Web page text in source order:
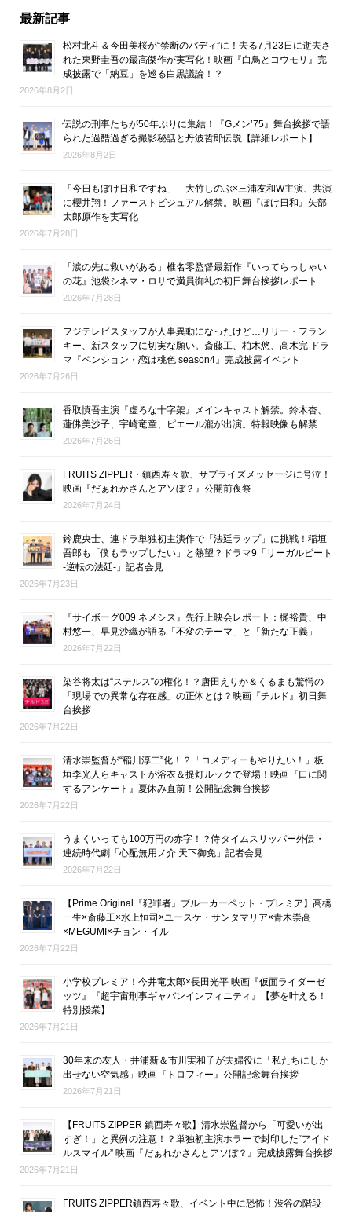
最新記事
松村北斗＆今田美桜が“禁断のバディ”に！去る7月23日に逝去さ
れた東野圭吾の最高傑作が実写化！映画『白鳥とコウモリ』完
成披露で「納豆」を巡る白黒議論！？
2026年8月2日
伝説の刑事たちが50年ぶりに集結！『Gメン’75』舞台挨拶で語
られた過酷過ぎる撮影秘話と丹波哲郎伝説【詳細レポート】
2026年8月2日
「今日もぼけ日和ですね」―大竹しのぶ×三浦友和W主演、共演
に櫻井翔！ファーストビジュアル解禁。映画『ぼけ日和』矢部
太郎原作を実写化
2026年7月28日
「涙の先に救いがある」椎名零監督最新作『いってらっしゃい
の花』池袋シネマ・ロサで満員御礼の初日舞台挨拶レポート
2026年7月28日
フジテレビスタッフが人事異動になったけど…リリー・フラン
キー、新スタッフに切実な願い。斎藤工、柏木悠、高木完 ドラ
マ『ペンション・恋は桃色 season4』完成披露イベント
2026年7月26日
香取慎吾主演『虚ろな十字架』メインキャスト解禁。鈴木杏、
蓮佛美沙子、宇崎竜童、ピエール瀧が出演。特報映像も解禁
2026年7月26日
FRUITS ZIPPER・鎮西寿々歌、サプライズメッセージに号泣！
映画『だぁれかさんとアソぼ？』公開前夜祭
2026年7月24日
鈴鹿央士、連ドラ単独初主演作で「法廷ラップ」に挑戦！稲垣
吾郎も「僕もラップしたい」と熱望？ドラマ9「リーガルビート
-逆転の法廷-」記者会見
2026年7月23日
『サイボーグ009 ネメシス』先行上映会レポート：梶裕貴、中
村悠一、早見沙織が語る「不変のテーマ」と「新たな正義」
2026年7月22日
染谷将太は“ステルス”の権化！？唐田えりか＆くるまも驚愕の
「現場での異常な存在感」の正体とは？映画『チルド』初日舞
台挨拶
2026年7月22日
清水崇監督が“稲川淳二”化！？「コメディーもやりたい！」板
垣李光人らキャストが浴衣＆提灯ルックで登場！映画『口に関
するアンケート』夏休み直前！公開記念舞台挨拶
2026年7月22日
うまくいっても100万円の赤字！？侍タイムスリッパー外伝・
連続時代劇「心配無用ノ介 天下御免」記者会見
2026年7月22日
【Prime Original『犯罪者』ブルーカーペット・プレミア】高橋
一生×斎藤工×水上恒司×ユースケ・サンタマリア×青木崇高
×MEGUMI×チョン・イル
2026年7月22日
小学校プレミア！今井竜太郎×長田光平 映画『仮面ライダーゼ
ッツ』『超宇宙刑事ギャバンインフィニティ』【夢を叶える！
特別授業】
2026年7月21日
30年来の友人・井浦新＆市川実和子が夫婦役に「私たちにしか
出せない空気感」映画『トロフィー』公開記念舞台挨拶
2026年7月21日
【FRUITS ZIPPER 鎮西寿々歌】清水崇監督から「可愛いが出
すぎ！」と異例の注意！？単独初主演ホラーで封印した“アイド
ルスマイル” 映画『だぁれかさんとアソぼ？』完成披露舞台挨拶
2026年7月21日
FRUITS ZIPPER鎮西寿々歌、イベント中に恐怖！渋谷の階段